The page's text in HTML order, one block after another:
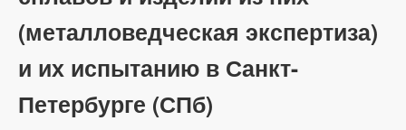
(металловедческая экспертиза)
и их испытанию в Санкт-
Петербурге (СПб)